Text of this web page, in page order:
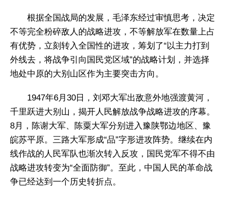
根据全国战局的发展，毛泽东经过审慎思考，决定
不等完全粉碎敌人的战略进攻，不等解放军在数量上占
有优势，立刻转入全国性的进攻，筹划了“以主力打到
外线去，将战争引向国民党区域”的战略计划，并选择
地处中原的大别山区作为主要突击方向。
1947年6月30日，刘邓大军出敌意外地强渡黄河，
千里跃进大别山，揭开人民解放战争战略进攻的序幕。
8月，陈谢大军、陈粟大军分别进入豫陕鄂边地区、豫
皖苏平原。三路大军形成“品”字形进攻阵势。继续在内
线作战的人民军队也渐次转入反攻，国民党军不得不由
战略进攻转变为“全面防御”。至此，中国人民的革命战
争已经达到一个历史转折点。